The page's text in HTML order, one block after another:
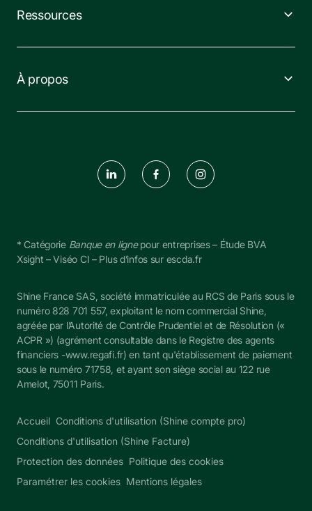
Ressources
À propos
* Catégorie Banque en ligne pour entreprises – Étude BVA
Xsight – Viséo CI – Plus d’infos sur escda.fr
Shine France SAS, société immatriculée au RCS de Paris sous le
numéro 828 701 557, exploitant le nom commercial Shine,
agréée par l’Autorité de Contrôle Prudentiel et de Résolution («
ACPR ») (agrément consultable dans le Registre des agents
financiers -www.regafi.fr) en tant qu'établissement de paiement
sous le numéro 71758 , et ayant son siège social au 122 rue
Amelot, 75011 Paris.
Accueil Conditions d'utilisation (Shine compte pro)
Conditions d'utilisation (Shine Facture)
Protection des données Politique des cookies
Paramétrer les cookies Mentions légales